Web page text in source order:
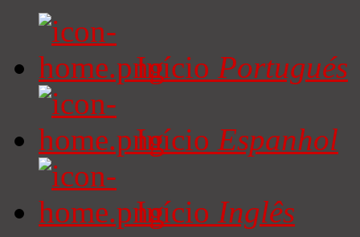
Início Portugués
Início Espanhol
Início Inglês